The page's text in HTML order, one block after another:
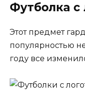
Футболка с
Этот предмет
популярностью
году все